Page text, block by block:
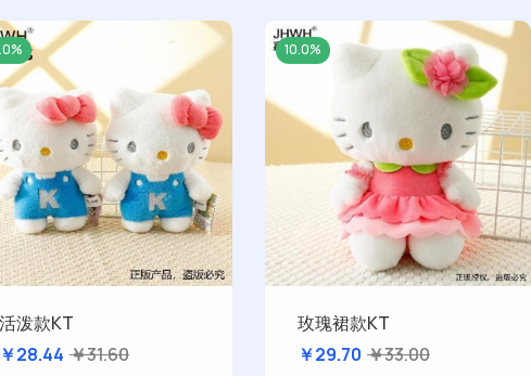
活泼款KT
￥28.44 ￥31.60
10.0%
玫瑰裙款KT
￥29.70 ￥33.00